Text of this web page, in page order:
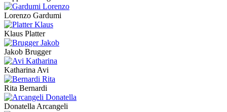
Lorenzo Gardumi
Klaus Platter
Jakob Brugger
Katharina Avi
Rita Bernardi
Donatella Arcangeli